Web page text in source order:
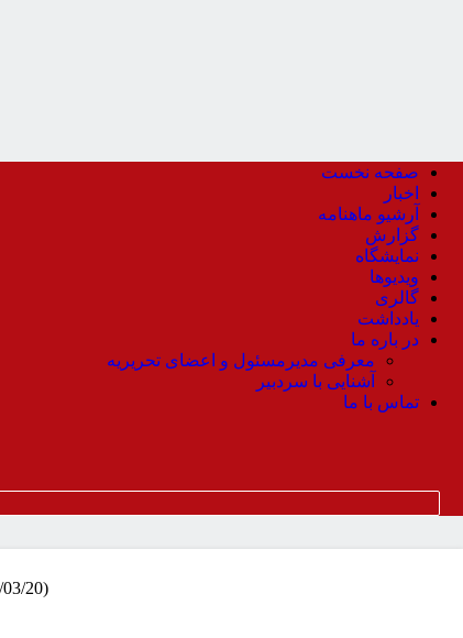
صفحه نخست
اخبار
آرشیو ماهنامه
گزارش
نمایشگاه
ویدیوها
گالری
یادداشت
در باره ما
معرفی مدیرمسئول و اعضای تحریریه
آشنایی با سردبیر
تماس با ما
03/20)